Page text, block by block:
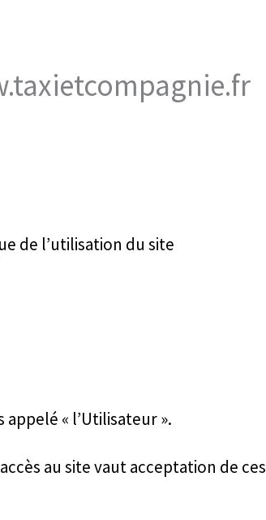
de l’utilisation du site
« l’Utilisateur ».
au site vaut acceptation de ces